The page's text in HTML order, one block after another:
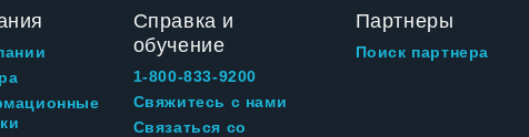
Справка и
обучение
1-800-833-9200
Свяжитесь с нами
Связаться со
Партнеры
Поиск партнера